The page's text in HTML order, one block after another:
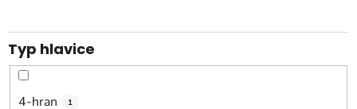
Typ hlavice
4-hran 1